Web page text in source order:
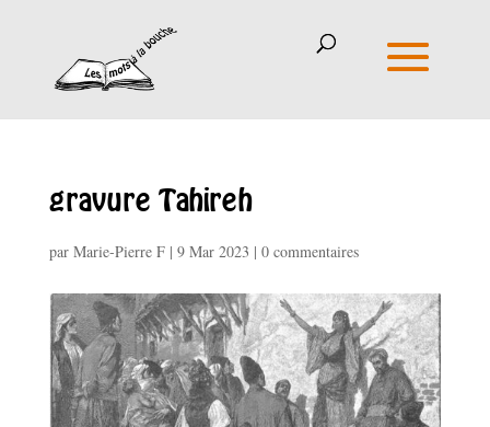
gravure Tahireh
par Marie-Pierre F| 9 Mar 2023 | 0 commentaires